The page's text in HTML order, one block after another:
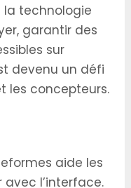
la technologie
garantir des
sur
devenu un défi
les concepteurs.
aide les
l’interface.